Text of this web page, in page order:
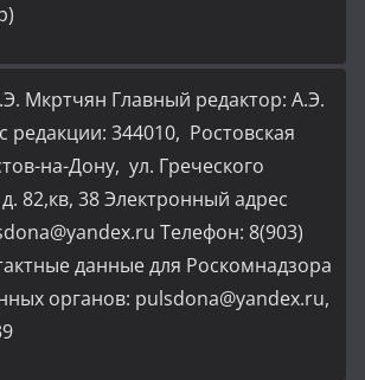
Мкртчян Главный редактор: А.Э.
редакции: 344010, Ростовская
на-Дону, ул. Греческого
82,кв, 38 Электронный адрес
Телефон: 8(903)
данные для Роскомнадзора
органов: pulsdona@yandex.ru,